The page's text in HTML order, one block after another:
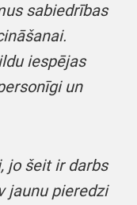
sabiedrības
iespējas
un
jo šeit ir darbs
jaunu pieredzi